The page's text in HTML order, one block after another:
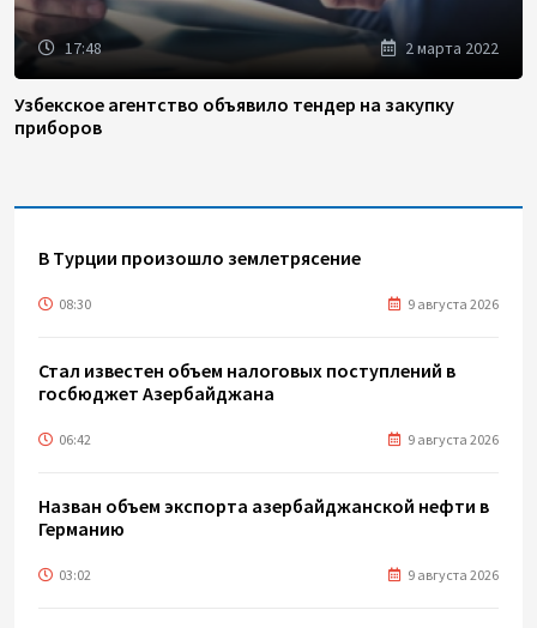
17:48 2 марта 2022
Узбекское агентство объявило тендер на закупку
приборов
В Турции произошло землетрясение
08:30 9 августа 2026
Стал известен объем налоговых поступлений в
госбюджет Азербайджана
06:42 9 августа 2026
Назван объем экспорта азербайджанской нефти в
Германию
03:02 9 августа 2026